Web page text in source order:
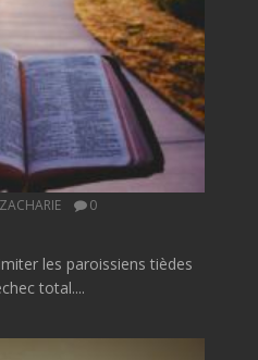
0
les paroissiens tièdes
total....